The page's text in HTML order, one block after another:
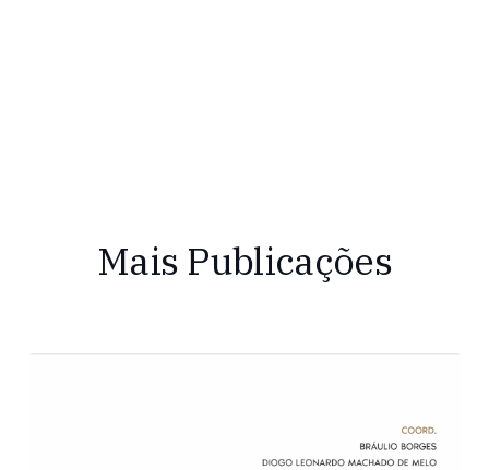
Mais Publicações